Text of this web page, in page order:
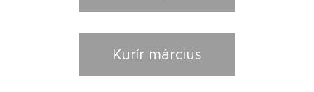
Kurír március